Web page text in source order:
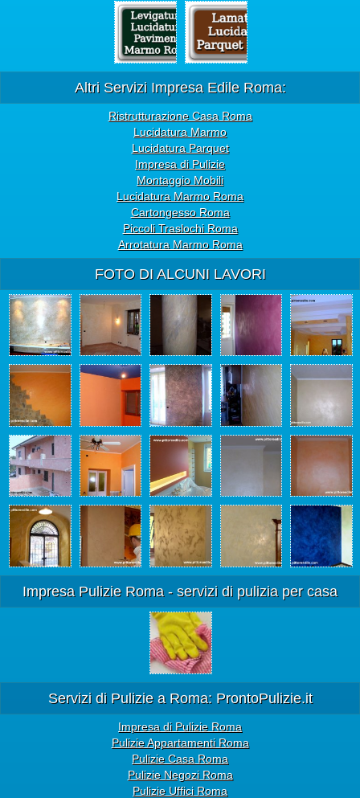
Altri Servizi Impresa Edile Roma:
Ristrutturazione Casa Roma
Lucidatura Marmo
Lucidatura Parquet
Impresa di Pulizie
Montaggio Mobili
Lucidatura Marmo Roma
Cartongesso Roma
Piccoli Traslochi Roma
Arrotatura Marmo Roma
FOTO DI ALCUNI LAVORI
Impresa Pulizie Roma - servizi di pulizia per casa
Servizi di Pulizie a Roma: ProntoPulizie.it
Impresa di Pulizie Roma
Pulizie Appartamenti Roma
Pulizie Casa Roma
Pulizie Negozi Roma
Pulizie Uffici Roma